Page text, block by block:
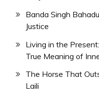
Banda Singh
Justice
Living in the
True Meaning of
The Horse That
Laili